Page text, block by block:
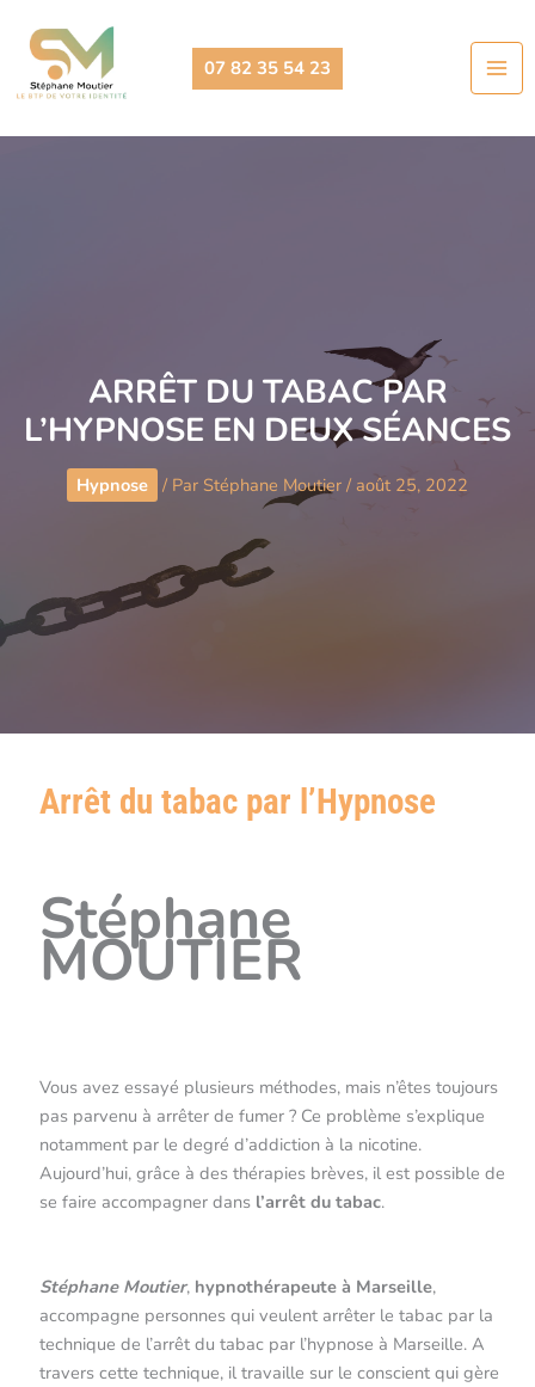
contenu
07 82 35 54 23
ARRÊT DU TABAC PAR
L’HYPNOSE EN DEUX SÉANCES
Hypnose / Par Stéphane Moutier / août 25, 2022
Arrêt du tabac par l’Hypnose
Stéphane
MOUTIER
Vous avez essayé plusieurs méthodes, mais n’êtes toujours
pas parvenu à arrêter de fumer ? Ce problème s’explique
notamment par le degré d’addiction à la nicotine.
Aujourd’hui, grâce à des thérapies brèves, il est possible de
se faire accompagner dans l’arrêt du tabac.
Stéphane Moutier, hypnothérapeute à Marseille,
accompagne personnes qui veulent arrêter le tabac par la
technique de l’arrêt du tabac par l’hypnose à Marseille. A
travers cette technique, il travaille sur le conscient qui gère